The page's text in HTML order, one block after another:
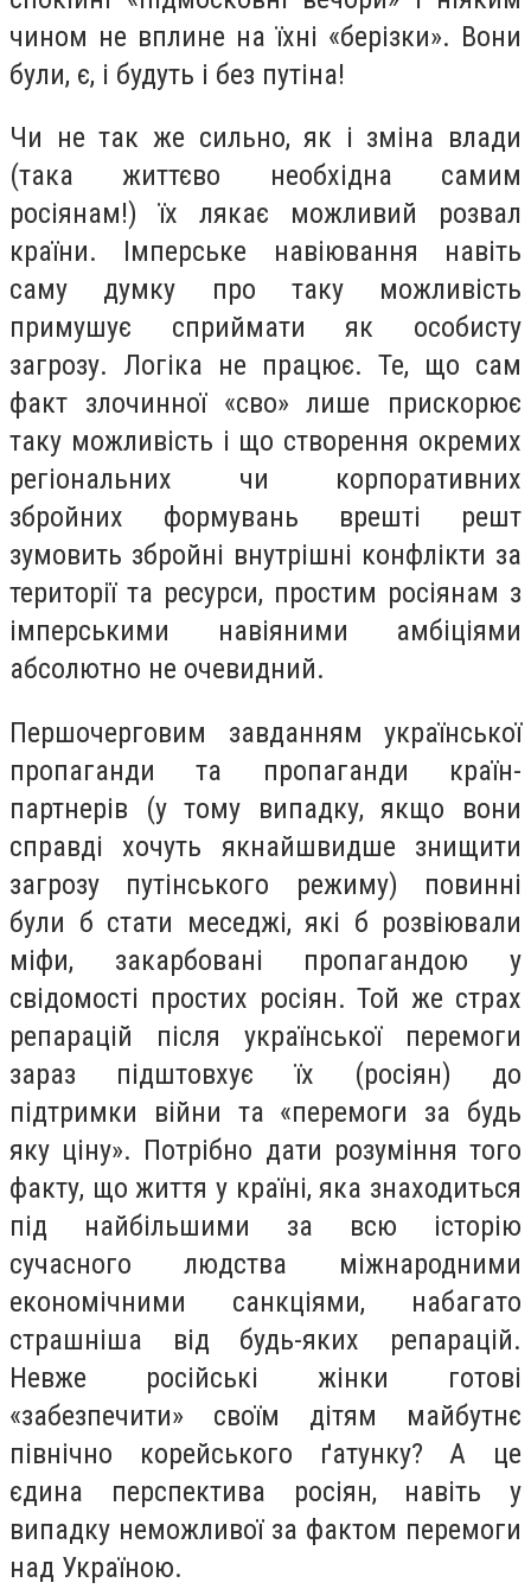
чином не вплине на їхні «берізки». Вони
були, є, і будуть і без путіна!
Чи не так же сильно, як і зміна влади
(така життєво необхідна самим
росіянам!) їх лякає можливий розвал
країни. Імперське навіювання навіть
саму думку про таку можливість
примушує сприймати як особисту
загрозу. Логіка не працює. Те, що сам
факт злочинної «сво» лише прискорює
таку можливість і що створення окремих
регіональних чи корпоративних
збройних формувань врешті решт
зумовить збройні внутрішні конфлікти за
території та ресурси, простим росіянам з
імперськими навіяними амбіціями
абсолютно не очевидний.
Першочерговим завданням української
пропаганди та пропаганди країн-
партнерів (у тому випадку, якщо вони
справді хочуть якнайшвидше знищити
загрозу путінського режиму) повинні
були б стати меседжі, які б розвіювали
міфи, закарбовані пропагандою у
свідомості простих росіян. Той же страх
репарацій після української перемоги
зараз підштовхує їх (росіян) до
підтримки війни та «перемоги за будь
яку ціну». Потрібно дати розуміння того
факту, що життя у країні, яка знаходиться
під найбільшими за всю історію
сучасного людства міжнародними
економічними санкціями, набагато
страшніша від будь-яких репарацій.
Невже російські жінки готові
«забезпечити» своїм дітям майбутнє
північно корейського ґатунку? А це
єдина перспектива росіян, навіть у
випадку неможливої за фактом перемоги
над Україною.